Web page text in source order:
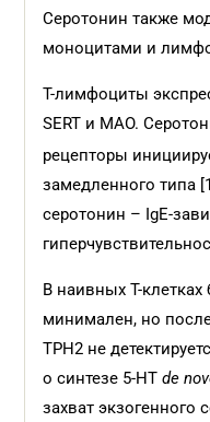
Серотонин также
моноцитами и
Т-лимфоциты
SERT и МАО.
рецепторы
замедленного типа
серотонин – IgE-
В наивных Т-
минимален, но
TPH2 не
о синтезе 5‑НТde
захват экзогенного